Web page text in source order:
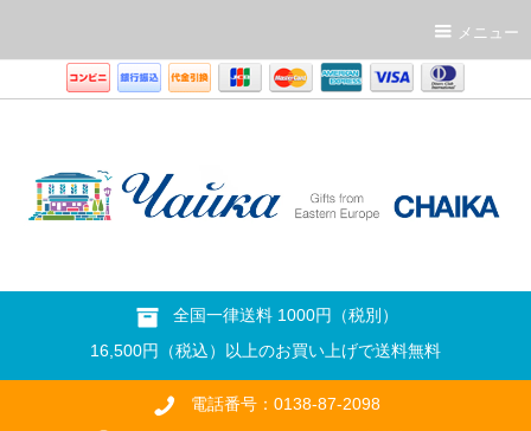
メニュー
全国一律送料 1000円（税別）
16,500円（税込）以上のお買い上げで送料無料
電話番号：0138-87-2098